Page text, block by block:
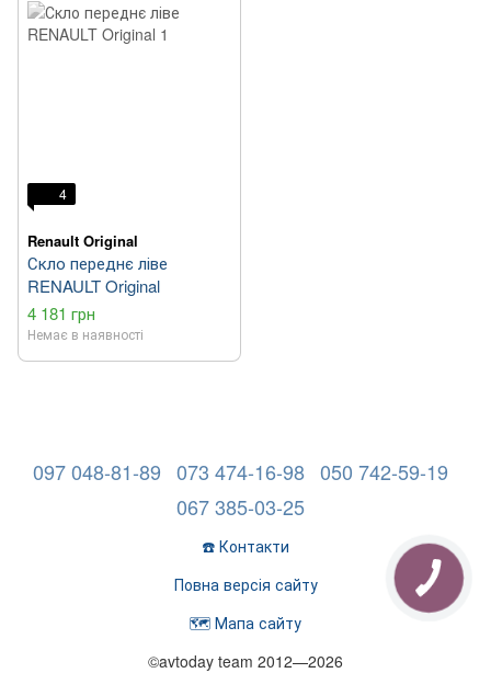
4
Renault Original
Скло переднє ліве
RENAULT Original
4 181 грн
Немає в наявності
097 048-81-89 073 474-16-98 050 742-59-19
067 385-03-25
☎️ Контакти
Повна версія сайту
🗺️ Мапа сайту
©avtoday team 2012—2026